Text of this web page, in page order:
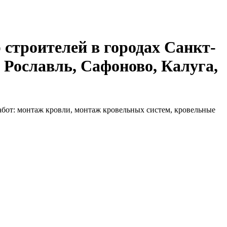
в городах Санкт-
Сафоново, Калуга,
монтаж кровли, монтаж кровельных систем, кровельные